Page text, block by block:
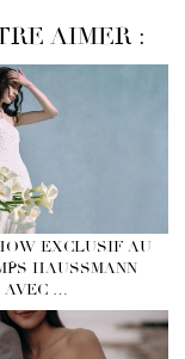
AIMER :
EXCLUSIF AU
HAUSSMANN
AVEC …